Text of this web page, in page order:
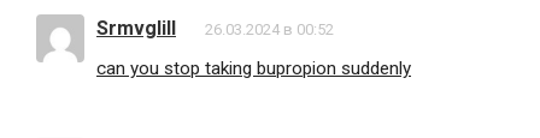
Srmvglill 26.03.2024 в 00:52
can you stop taking bupropion suddenly